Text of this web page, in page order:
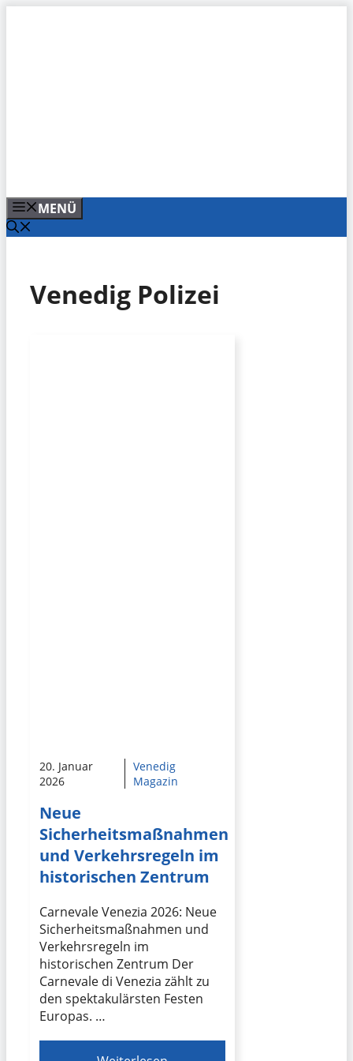
MENÜ
Venedig Polizei
20. Januar
2026
Venedig
Magazin
Neue
Sicherheitsmaßnahmen
und Verkehrsregeln im
historischen Zentrum
Carnevale Venezia 2026: Neue
Sicherheitsmaßnahmen und
Verkehrsregeln im
historischen Zentrum Der
Carnevale di Venezia zählt zu
den spektakulärsten Festen
Europas. …